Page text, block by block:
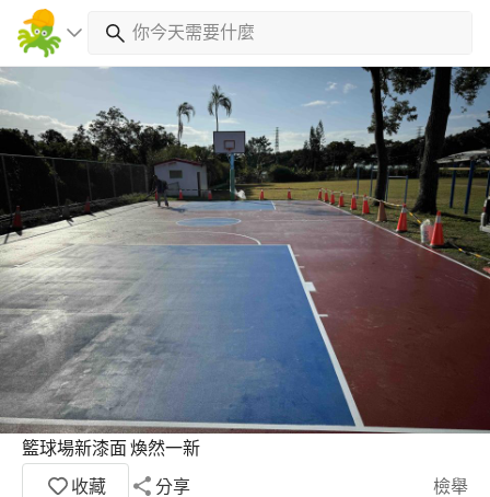
籃球場新漆面 煥然一新
收藏
分享 檢舉